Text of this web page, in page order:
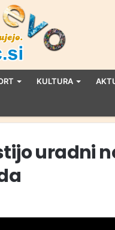
KULTURA
uradni